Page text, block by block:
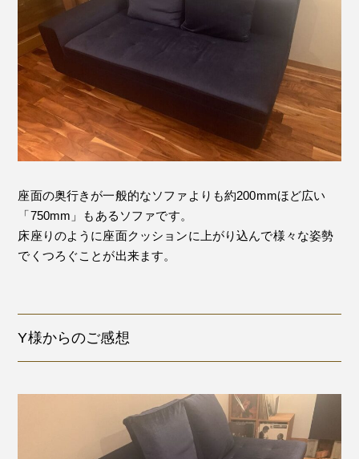
座面の奥行きが一般的なソファよりも約200mmほど広い
「750mm」もあるソファです。
床座りのように座面クッションに上がり込んで様々な姿勢
でくつろぐことが出来ます。
Y様からのご感想